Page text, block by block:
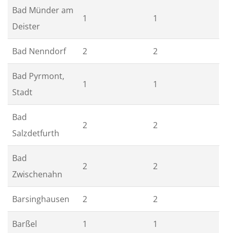
Bad Münder am
Deister
1 1
Bad Nenndorf 2 2
Bad Pyrmont,
Stadt
1 1
Bad
Salzdetfurth
2 2
Bad
Zwischenahn
2 2
Barsinghausen 2 2
Barßel 1 1